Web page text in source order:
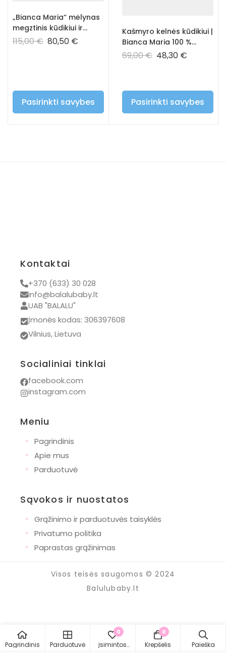
„Bianca Maria“ mėlynas
megztinis kūdikiui ir
vaikui – 100% prabangus
115,00€ 80,50 €
Pasirinkti savybes
Kašmyro kelnės kūdikiui |
Bianca Maria 100 %
hipoalerginės vaikiškos
69,00€ 48,30 €
Pasirinkti savybes
Kontaktai
+370 (633) 30 028
info@balalubaby.lt
UAB "BALALU"
Įmonės kodas: 306397608
Vilnius, Lietuva
Socialiniai tinklai
facebook.com
instagram.com
Meniu
◦
Pagrindinis
◦ Apie mus
◦ Parduotuvė
Sąvokos ir nuostatos
◦
Grąžinimo ir parduotuvės taisyklės
◦ Privatumo politika
◦ Paprastas grąžinimas
Visos teisės saugomos © 2024
Balulubaby.lt
Pagrindinis Parduotuvė
0
Įsimintos
0
Krepšelis Paieška